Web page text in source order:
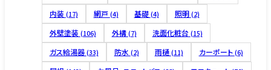
内装 (17) 網戸 (4) 基礎 (4) 照明 (2)
外壁塗装 (106) 外構 (7) 洗面化粧台 (15)
ガス給湯器 (33) 防水 (2) 雨樋 (11) カーポート (6)